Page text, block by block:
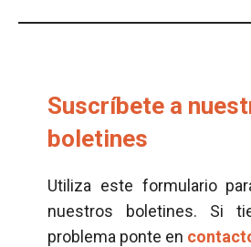
Suscríbete a
boletines
Utiliza este formulario
nuestros boletines. Si
problema ponte en